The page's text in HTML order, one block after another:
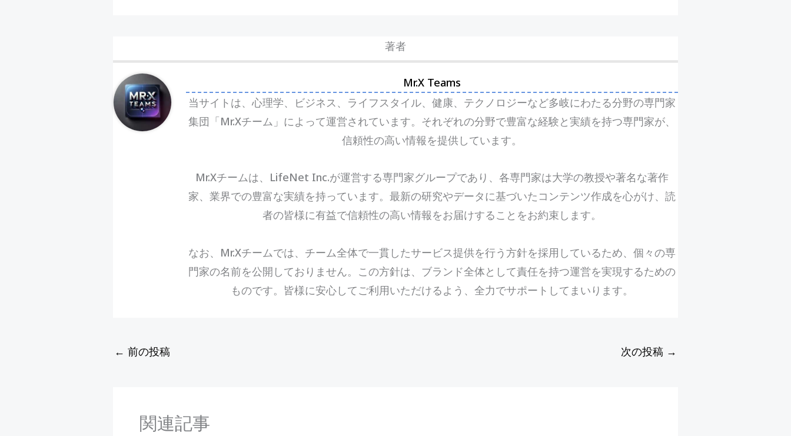
著者
Mr.X Teams
当サイトは、心理学、ビジネス、ライフスタイル、健康、テクノロジーなど多岐にわたる分野の専門家
集団「Mr.Xチーム」によって運営されています。それぞれの分野で豊富な経験と実績を持つ専門家が、
信頼性の高い情報を提供しています。
Mr.Xチームは、LifeNet Inc.が運営する専門家グループであり、各専門家は大学の教授や著名な著作
家、業界での豊富な実績を持っています。最新の研究やデータに基づいたコンテンツ作成を心がけ、読
者の皆様に有益で信頼性の高い情報をお届けすることをお約束します。
なお、Mr.Xチームでは、チーム全体で一貫したサービス提供を行う方針を採用しているため、個々の専
門家の名前を公開しておりません。この方針は、ブランド全体として責任を持つ運営を実現するための
ものです。皆様に安心してご利用いただけるよう、全力でサポートしてまいります。
← 前の投稿 次の投稿 →
関連記事